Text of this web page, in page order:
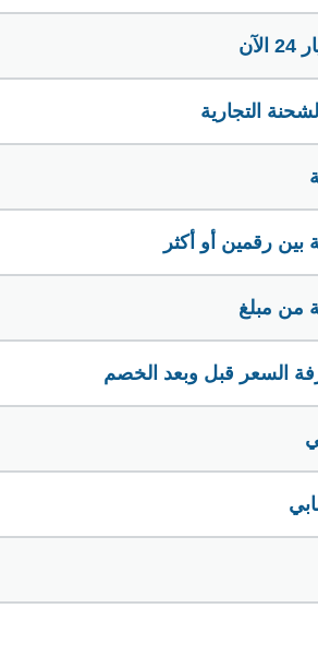
بين رقمين أو أكثر
من مبلغ
السعر قبل وبعد الخصم